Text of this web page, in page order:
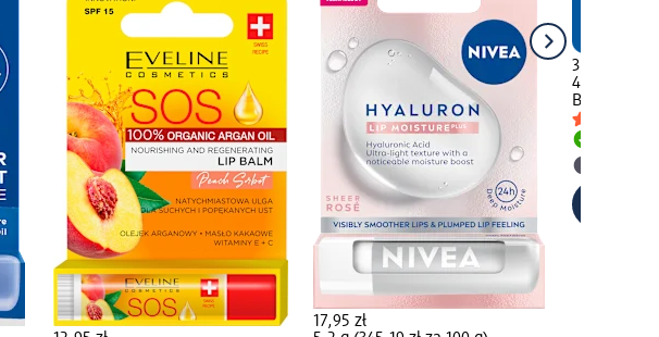
17,95 zł
3,95 zł
4,8 g (82,29
Balea